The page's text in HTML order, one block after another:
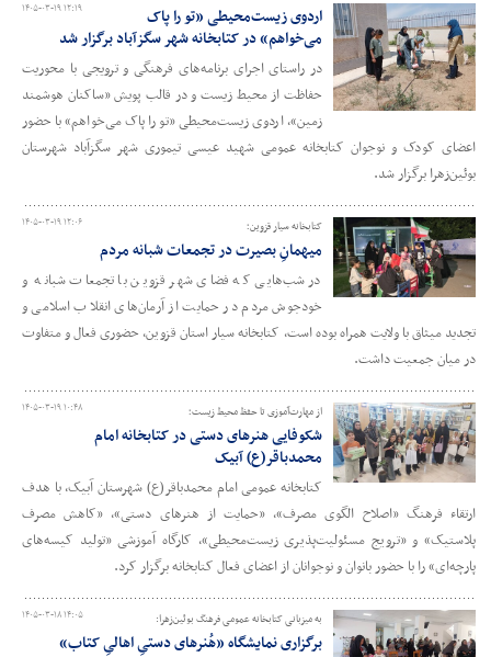
۱۴۰۵-۰۳-۱۹ ۱۲:۱۹
اردوی زیست‌محیطی «تو را پاک
می‌خواهم» در کتابخانه شهر سگزآباد برگزار شد
در راستای اجرای برنامه‌های فرهنگی و ترویجی با محوریت
حفاظت از محیط زیست و در قالب پویش «ساکنان هوشمند
زمین»، اردوی زیست‌محیطی «تو را پاک می‌خواهم» با حضور
اعضای کودک و نوجوان کتابخانه عمومی شهید عیسی تیموری شهر سگزآباد شهرستان
بوئین‌زهرا برگزار شد.
۱۴۰۵-۰۳-۱۹ ۱۲:۰۶ کتابخانه سیار قزوین؛
میهمانِ بصیرت در تجمعات شبانه مردم
در شب‌هایی که فضای شهر قزوین با تجمعات شبانه و
خودجوش مردم در حمایت از آرمان‌های انقلاب اسلامی و
تجدید میثاق با ولایت همراه بوده است، کتابخانه سیار استان قزوین، حضوری فعال و متفاوت
در میان جمعیت داشت.
۱۴۰۵-۰۳-۱۹ ۱۰:۴۸ از مهارت‌آموزی تا حفظ محیط ‌زیست؛
شکوفایی هنرهای دستی در کتابخانه امام
محمدباقر(ع) آبیک
کتابخانه عمومی امام محمدباقر(ع) شهرستان آبیک، با هدف
ارتقاء فرهنگ «اصلاح الگوی مصرف»، «حمایت از هنرهای دستی»، «کاهش مصرف
پلاستیک» و «ترویج مسئولیت‌پذیری زیست‌محیطی»، کارگاه آموزشی «تولید کیسه‌های
پارچه‌ای» را با حضور بانوان و نوجوانان از اعضای فعال کتابخانه برگزار کرد.
۱۴۰۵-۰۳-۱۸ ۱۴:۰۵ به میزبانی کتابخانه عمومی فرهنگ بوئین‌زهرا:
برگزاری نمایشگاه «هُنرهای دستیِ اهالیِ کتاب»